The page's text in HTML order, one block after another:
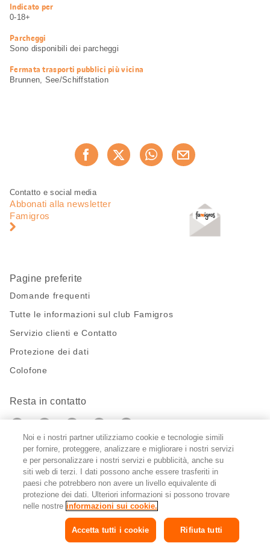
Informazioni
utili
Indicato per
0-18+
Parcheggi
Sono disponibili dei parcheggi
Fermata trasporti pubblici più vicina
Brunnen, See/Schiffstation
Consiglia ora
Piè
pagina
Navigazione
pagina
Contatto e social media
Abbonati alla newsletter
Famigros
Pagine preferite
Domande frequenti
Tutte le informazioni sul club Famigros
Servizio clienti e Contatto
Protezione dei dati
Colofone
Resta in contatto
https://twitter.com/migros?
https://www.youtube.com/user/
PinterestInstagram
Impostazioni cookie
© 2026 Federazione delle cooperative Migros
FR IT
Noi e i nostri partner utilizziamo cookie e tecnologie simili
per fornire, proteggere, analizzare e migliorare i nostri servizi
e per personalizzare i nostri servizi e pubblicità, anche su
siti web di terzi. I dati possono anche essere trasferiti in
paesi che potrebbero non avere un livello equivalente di
protezione dei dati. Ulteriori informazioni si possono trovare
nelle nostre informazioni sui cookie.
Rifiuta tutti
Accetta tutti i cookie